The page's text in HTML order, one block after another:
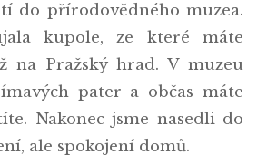
do přírodovědného muzea.
kupole, ze které máte
na Pražský hrad. V muzeu
pater a občas máte
Nakonec jsme nasedli do
ale spokojení domů.